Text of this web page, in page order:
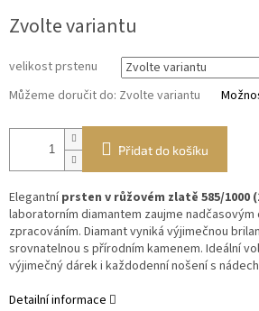
cena:
Zvolte variantu
velikost prstenu
Můžeme doručit do: Zvolte variantu
Přidat do košíku
Elegantníprsten v růžovém zlatě 585/1000
laboratorním diamantem zaujme
zpracováním. Diamant vyniká výjimečnou
srovnatelnou s přírodním kamenem. Ideální
výjimečný dárek i každodenní nošení s
Detailní informace